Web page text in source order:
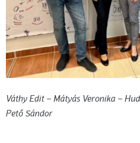
Váthy Edit – Mátyás Veronika –
Pető Sándor